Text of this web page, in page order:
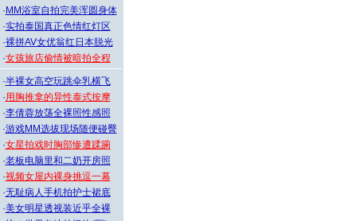
· MM浴室自拍完美浑圆身体
·实拍泰国真正色情红灯区
·裸拼AV女优翁红日本脱光
·女孩旅店偷情被暗拍全程
·半裸女高空玩跳伞乳横飞
·用胸推拿的异性泰式按摩
·李倩蓉放荡全裸照性感照
·游戏MM选拔现场随便碰臀
·女星拍戏时胸部惨遭蹂躏
·老板电脑里和二奶开房照
·视频女屋内裸身挑逗一幕
·无耻病人手机拍护士裙底
·美女明星透视装近乎全裸